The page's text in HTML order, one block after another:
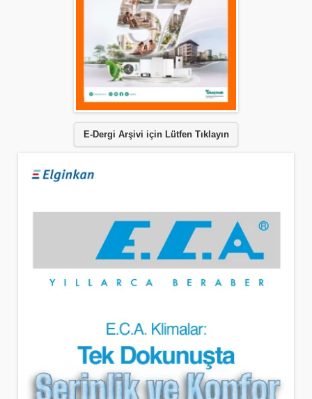
E-Dergi Arşivi için Lütfen Tıklayın